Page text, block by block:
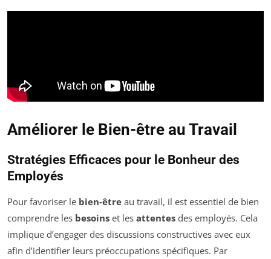
Améliorer le Bien-être au Travail
Stratégies Efficaces pour le Bonheur des
Employés
Pour favoriser le bien-être au travail, il est essentiel de bien
comprendre les besoins et les attentes des employés. Cela
implique d’engager des discussions constructives avec eux
afin d’identifier leurs préoccupations spécifiques. Par